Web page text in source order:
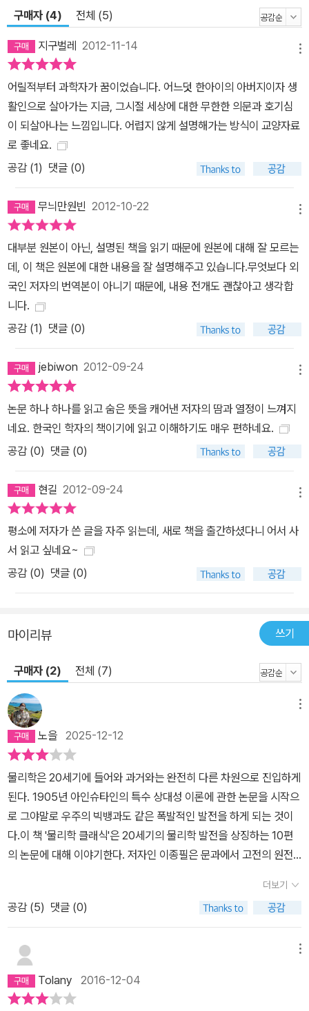
양자 이론적 재해석」(1925년)처럼 인류의 세계관을 근본적으로 뒤
바딘, 리언 쿠퍼, 존 슈리퍼의 「초전도성 이론」(1957년) 논문과, 입
자 물리학의 큰 틀을 그린 스티븐 와인버그, 「경입자 모형」(1967년)
처럼 새로운 발견과 패러다임 혁명 속에서 역사상 전례가 없을 정도
로 성공적인 ‘이론적 완성’을 빚어낸 논문들을 순례함으로써, 저자는
물리학자들의 놀랍고 위대한 성과물들이 어느 날 갑자기 하늘에서 뚝
떨어져 만들어진 것이 아니라, 선배 물리학자들의 축적된 성과 위에
서, 동료 학자들 사이에 치열한 소통 속에서, 그리고 인류의 거대한 지
적 여정 속에서 생성된 것임을 생생하게 보여 준다. 획기적 발견, 인식
의 혁명, 이론적 완성 클래식 음악을 하는 사람들은 흔히 지구가 멸망
해서 우주선을 타고 지구를 탈출하는 순간에도 바흐의 「평균율 피아
노」만 챙기면 클래식 음악을 모두 복구할 수 있다는 말을 하곤 한다.
그 우주선에 20세기 물리학의 논문 10편을 싣는다면 어떤 10편을 실
어야 할까? 나는 그런 상상을 하며 10편의 논문을 골랐다. -본문에서
현대 물리학, 20세기 물리학을 대표할 물리학 논문을 고른다면, 물리
학자에 따라, 전문 분야에 따라, 그리고 취향에 따라 달라질 수밖에 없
론 물리학자인 이종필 박사는 이 책에서 인류가 멸망했을 때, 우주선
을 타고 지구를 탈출할 때 어떤 논문을 챙겨야 현대 물리학을 복원할
수 있을까 하는 관점에서 논문을 고른다. 그래서 저자는 현대 물리학
을 그 전과 그 후로 돌이킬 수 없게 바꾼 획기적 발견, 인류의 세계관
온전하게 담아낸 이론적 완성을 선정 기준으로 삼아 제시한다. 이 기
혁명의 방아쇠를 당기고, 우주 탄생과 진화를 설명하는 거대한 이론
을 구축해 낸 현대 물리학의 역사를 직조해 나간다. 그리고 각 논문 속
으로 들어가 각 논문을 써낸 12명의 물리학자들이 머리를 싸매고 고
민한 문제들, 그들이 우연히 마주친 수수께끼들, 그리고 그들을 문제
해결로 안내한 아이디어들을 또 하나의 축으로 삼아, 놀라운 발견이
일어나고, 새로운 이론이 탄생하며, 천재성과 천재성이 충돌하고, 낡
름을 추적하면서 생생하게 재현해 낸다. 이로써 실제로 현장에서 이
선배 과학자들의 숨결을 공유할 수 있게 해 준다. 이 책에서 소개하는
논문들은 다음과 같다. 1장 뉴턴 역학이 무너지다: 알베르트 아인슈타
인, 「움직이는 물체의 전기 동역학에 관하여」(1905년) 20세기 물리
학은 뉴턴의 고전 역학을 전복하며 시작되었다. 아인슈타인의 이 논
문은 특수 상대성 이론이라는 혁명적인 이론의 탄생을 알리는 논문이
다. 광속 불변의 원리, 좌표계에 따른 물리 법칙의 절대성을 전제로 한
고, 시간과 공간을 통합적으로 이해할 수 있게 만들어 주었다. 2장 핵
의 시대를 열다: 어니스트 러더퍼드, 「물질에 의한 알파 및 베타 입자
의 산란과 원자의 구조」(1911년) 물질의 가장 기본적인 단위라고 생
밝힘으로써 원자의 내부 구조를 이해하는 데에 획기적인 진전을 이룬
논문이다. 원자 구조에 대한 새로운 이해는 핵물리학이라고 하는 새
핵무기라는 공포의 권능을 인류에게 동시에 안기게 되었다. 3장 우주
의 구조를 꿰뚫어 보다: 알베르트 아인슈타인, 「중력의 장 방정식」(19
15년) 상대론적 중력 이론인 일반 상대성 이론은 아인슈타인이 특수
상대성 이론을 발표한 지 10년 만에 세상에 나왔다. 이 이론을 통해
구매자 (4) 전체 (5)
지구벌레 2012-11-14
어릴적부터 과학자가 꿈이었습니다. 어느덧 한아이의 아버지이자 생
활인으로 살아가는 지금, 그시절 세상에 대한 무한한 의문과 호기심
이 되살아나는 느낌입니다. 어렵지 않게 설명해가는 방식이 교양자료
로 좋네요.
공감 (1) 댓글 (0)
무늬만원빈 2012-10-22
대부분 원본이 아닌, 설명된 책을 읽기 때문에 원본에 대해 잘 모르는
데, 이 책은 원본에 대한 내용을 잘 설명해주고 있습니다.무엇보다 외
국인 저자의 번역본이 아니기 때문에, 내용 전개도 괜찮아고 생각합
니다.
공감 (1) 댓글 (0)
jebiwon 2012-09-24
논문 하나 하나를 읽고 숨은 뜻을 캐어낸 저자의 땀과 열정이 느껴지
네요. 한국인 학자의 책이기에 읽고 이해하기도 매우 편하네요.
공감 (0) 댓글 (0)
현길 2012-09-24
평소에 저자가 쓴 글을 자주 읽는데, 새로 책을 출간하셨다니 어서 사
서 읽고 싶네요~
공감 (0) 댓글 (0)
마이리뷰 쓰기
구매자 (2) 전체 (7)
노을 2025-12-12
물리학은 20세기에 들어와 과거와는 완전히 다른 차원으로 진입하게
된다. 1905년 아인슈타인의 특수 상대성 이론에 관한 논문을 시작으
로 그야말로 우주의 빅뱅과도 같은 폭발적인 발전을 하게 되는 것이
다.이 책 '물리학 클래식'은 20세기의 물리학 발전을 상징하는 10편
의 논문에 대해 이야기한다. 저자인 이종필은 문과에서 고전의 원전
자 한다. 그러면서 저자는 논문의 선정기준을 1. 획기적인 발견, 2. 인
식의 혁멍, 3. 이론적 완성에 두어 10편의 논문을 선정하는데, 물리학
을 겉핥기로만 아는 내가 보기에도 하나하나가 중요하지 않은 논문이
없을 정도이다. 그리고 저자는 각 논문에 대해 그 주장하는 바를 요약
하고 왜 그 논문이 중요한지에 대해 말하는 것으로 이 책을 구성했다.
사실 저자는 나름 이 책을 정성들여 쓰긴 했으나, 문과생인 나로서는
더보기
공감 (5) 댓글 (0)
Tolany 2016-12-04